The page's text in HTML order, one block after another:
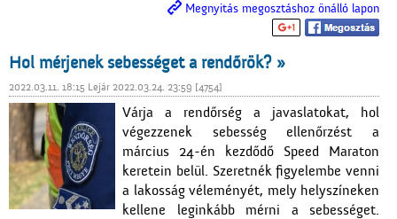
Megnyitás megosztáshoz önálló lapon
Hol mérjenek sebességet a rendőrök? »
2022.03.11. 18:15 Lejár 2022.03.24. 23:59 [4754]
Várja a rendőrség a javaslatokat, hol
végezzenek sebesség ellenőrzést a
március 24-én kezdődő Speed Maraton
keretein belül. Szeretnék figyelembe venni
a lakosság véleményét, mely helyszíneken
kellene leginkább mérni a sebességet.